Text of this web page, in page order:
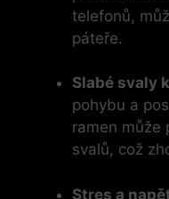
telefonů,
páteře.
Slabé svaly
pohybu a
ramen může
svalů, což
Stres a